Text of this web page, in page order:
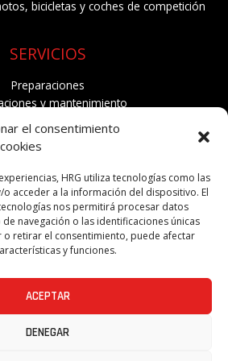
el consentimiento
HRG utiliza tecnologías como las
acceder a la información del dispositivo. El
nos permitirá procesar datos
navegación o las identificaciones únicas
o retirar el consentimiento, puede afectar
y funciones.
ACEPTAR
DENEGAR
bicicletas y coches de competición
SERVICIOS
Preparaciones
y mantenimiento
especiales
Piezas a medida
CONTACTO
Santiago Rusiñol, 104
Sant Vicenç de Castellet
Barcelona (Spain)